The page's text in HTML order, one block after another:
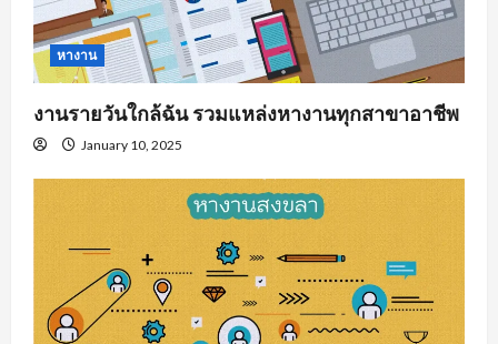
หางาน
งานรายวันใกล้ฉัน รวมแหล่งหางานทุกสาขาอาชีพ
January 10, 2025